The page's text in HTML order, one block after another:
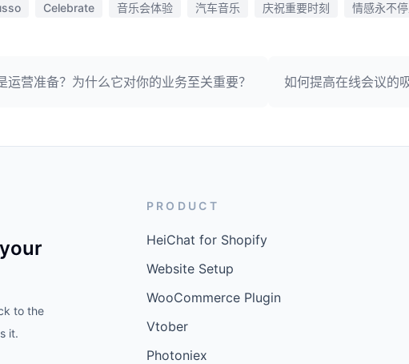
Celebrate 音乐会体验 汽车音乐 庆祝重要时刻 情感永不
运营准备？为什么它对你的业务至关重要？ 如何提高在线会议的
to the
it.
PRODUCT
HeiChat for Shopify
Website Setup
WooCommerce Plugin
Vtober
Photoniex